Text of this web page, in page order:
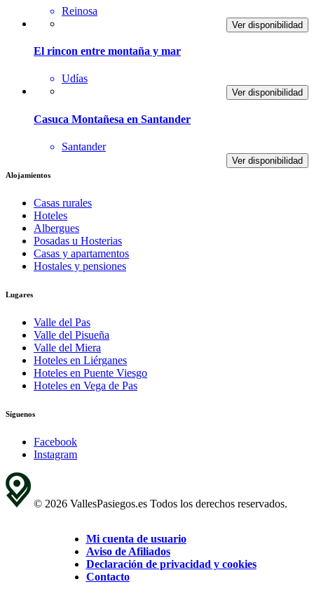
Reinosa
Ver disponibilidad
El rincon entre montaña y mar
Udías
Ver disponibilidad
Casuca Montañesa en Santander
Santander
Ver disponibilidad
Alojamientos
Casas rurales
Hoteles
Albergues
Posadas u Hosterias
Casas y apartamentos
Hostales y pensiones
Lugares
Valle del Pas
Valle del Pisueña
Valle del Miera
Hoteles en Liérganes
Hoteles en Puente Viesgo
Hoteles en Vega de Pas
Síguenos
Facebook
Instagram
© 2026 VallesPasiegos.es Todos los derechos reservados.
Mi cuenta de usuario
Aviso de Afiliados
Declaración de privacidad y cookies
Contacto